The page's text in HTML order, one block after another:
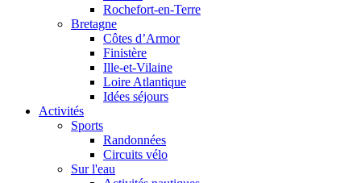
Rochefort-en-Terre
Bretagne
Côtes d’Armor
Finistère
Ille-et-Vilaine
Loire Atlantique
Idées séjours
Activités
Sports
Randonnées
Circuits vélo
Sur l'eau